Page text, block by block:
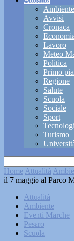
Ambiente
Avvisi
Cronaca
Lavoro
Meteo
Politica
Primo
Regione
Salute
Scuola
Sociale
Sport
Turismo
Home Attualità
il 7 maggio al Parco
Attualità
Ambiente
Eventi Marche
Pesaro
Scuola